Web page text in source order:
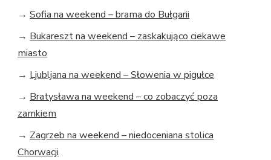
→ Sofia na weekend – brama do Bułgarii
→ Bukareszt na weekend – zaskakująco ciekawe
miasto
→ Ljubljana na weekend – Słowenia w pigułce
→ Bratysława na weekend – co zobaczyć poza
zamkiem
→ Zagrzeb na weekend – niedoceniana stolica
Chorwacji